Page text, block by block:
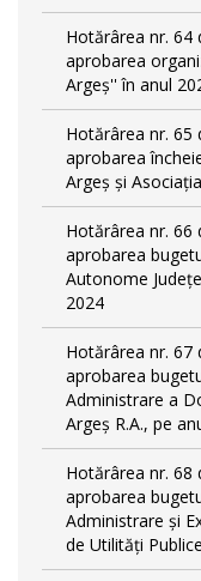
Hotărârea nr. 64
aprobarea
Argeș'' în anul
Hotărârea nr. 65
aprobarea
Argeș și
Hotărârea nr. 66
aprobarea
Autonome
2024
Hotărârea nr. 67
aprobarea
Administrare a
Argeș R.A., pe
Hotărârea nr. 68
aprobarea
Administrare și
de Utilități